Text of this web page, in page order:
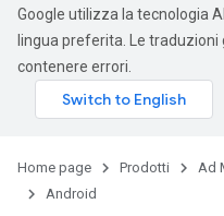
Google utilizza la tecnologia
lingua preferita. Le
contenere errori.
Home page Prodotti Ad
Android